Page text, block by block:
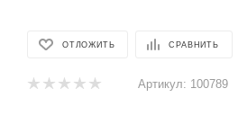
ОТЛОЖИТЬ СРАВНИТЬ
Артикул: 100789